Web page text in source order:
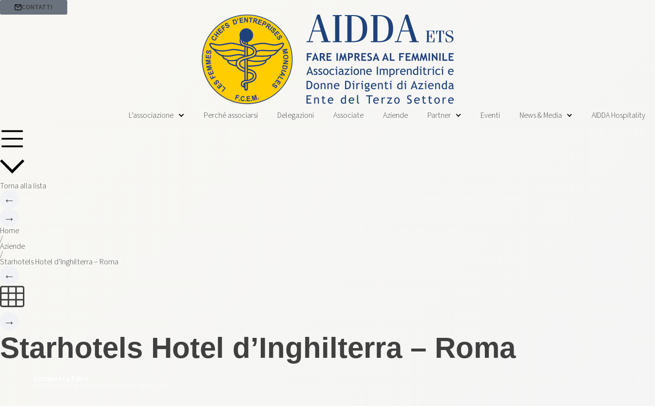
CONTATTI
L’associazione Perché associarsi Delegazioni Associate Aziende Partner Eventi News & Media AIDDA Hospitality
Torna alla lista
←
→
Home
/
Aziende
/
Starhotels Hotel d’Inghilterra – Roma
←
→
Starhotels Hotel d’Inghilterra – Roma